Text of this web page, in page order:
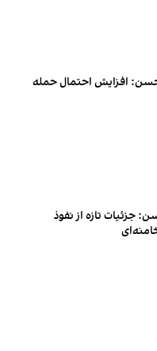
افزایش احتمال حمله
جزئیات تازه از نفوذ